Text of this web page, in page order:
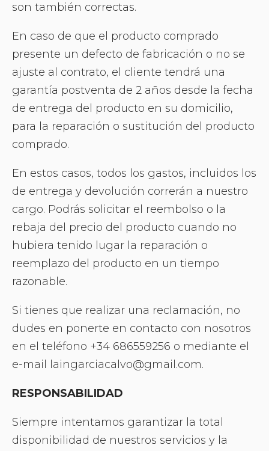
son también correctas.
En caso de que el producto comprado
presente un defecto de fabricación o no se
ajuste al contrato, el cliente tendrá una
garantía postventa de 2 años desde la fecha
de entrega del producto en su domicilio,
para la reparación o sustitución del producto
comprado.
En estos casos, todos los gastos, incluidos los
de entrega y devolución correrán a nuestro
cargo. Podrás solicitar el reembolso o la
rebaja del precio del producto cuando no
hubiera tenido lugar la reparación o
reemplazo del producto en un tiempo
razonable.
Si tienes que realizar una reclamación, no
dudes en ponerte en contacto con nosotros
en el teléfono +34 686559256 o mediante el
e-mail laingarciacalvo@gmail.com.
RESPONSABILIDAD
Siempre intentamos garantizar la total
disponibilidad de nuestros servicios y la